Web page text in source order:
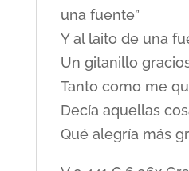
una fuente”
Y al laito de una
Un gitanillo
Tanto como me
Decía aquellas
Qué alegría más